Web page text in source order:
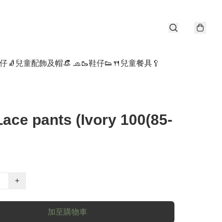
🧦 兒童配飾及帽👒 🧢🥾鞋仔👟 🍴兒童餐具🥄
pants (Ivory 100(85-
+
加至購物車